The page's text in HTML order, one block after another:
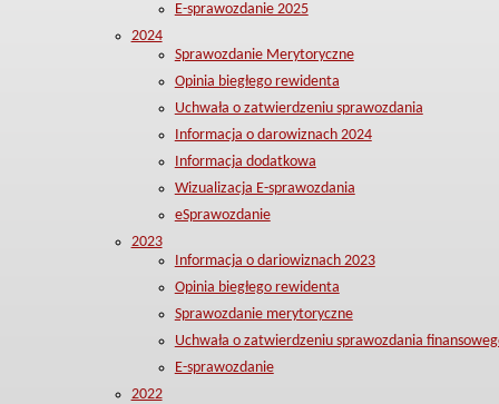
E-sprawozdanie 2025
2024
Sprawozdanie Merytoryczne
Opinia biegłego rewidenta
Uchwała o zatwierdzeniu sprawozdania
Informacja o darowiznach 2024
Informacja dodatkowa
Wizualizacja E-sprawozdania
eSprawozdanie
2023
Informacja o dariowiznach 2023
Opinia biegłego rewidenta
Sprawozdanie merytoryczne
Uchwała o zatwierdzeniu sprawozdania
E-sprawozdanie
2022